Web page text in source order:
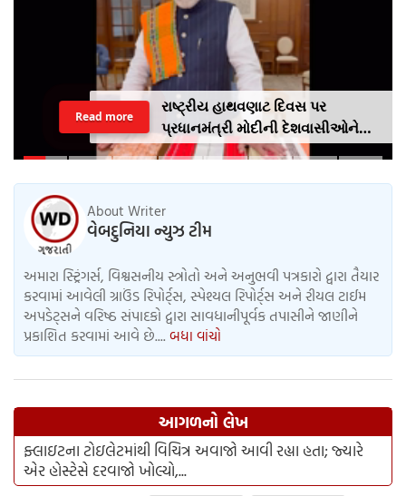
રાષ્ટ્રીય હાથવણાટ દિવસ પર
પ્રધાનમંત્રી મોદીની દેશવાસીઓને
અપીલૢ સ્થાનિક કપડાં પહેરો,
Read more
About Writer
વેબદુનિયા ન્યુઝ ટીમ
અમારા સ્ટ્રિંગર્સ, વિશ્વસનીય સ્ત્રોતો અને અનુભવી પત્રકારો દ્વારા તૈયાર
કરવામાં આવેલી ગ્રાઉંડ રિપોર્ટ્સ, સ્પેશ્યલ રિપોર્ટ્સ અને રીયલ ટાઈમ
અપડેટ્સને વરિષ્ઠ સંપાદકો દ્વારા સાવધાનીપૂર્વક તપાસીને જાણીને
પ્રકાશિત કરવામાં આવે છે.... બધા વાંચો
આગળનો લેખ
ફ્લાઇટના ટોઇલેટમાંથી વિચિત્ર અવાજો આવી રહ્યા હતા; જ્યારે
એર હોસ્ટેસે દરવાજો ખોલ્યો,...